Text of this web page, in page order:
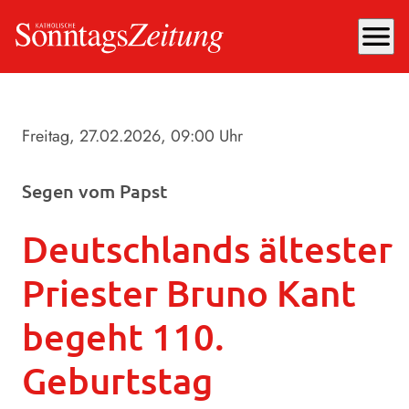
menu
Freitag, 27.02.2026, 09:00 Uhr
Segen vom Papst
Deutschlands ältester
Priester Bruno Kant
begeht 110.
Geburtstag